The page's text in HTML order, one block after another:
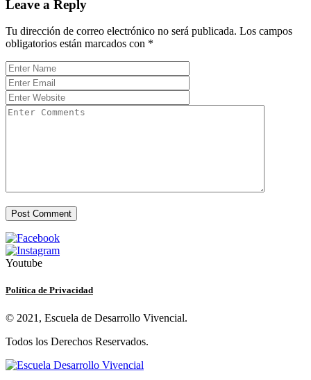
Leave a Reply
Tu dirección de correo electrónico no será publicada. Los campos
obligatorios están marcados con *
Youtube
Política de Privacidad
© 2021, Escuela de Desarrollo Vivencial.
Todos los Derechos Reservados.